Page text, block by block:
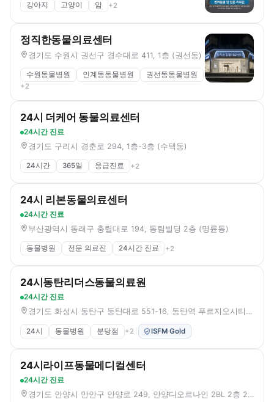
강아지 고양이 암 +2
정직한동물의료센터
경기도 수원시 권선구 경수대로 411, 1층 (권선동)
수원동물병원 인계동동물병원
권선동동물병원
+2
24시 더케어 동물의료센터
24시간 진료
경기도 구리시 경춘로 294, 1층-3층 (수택동)
24시간 365일 응급진료 +2
24시 리본동물의료센터
24시간 진료
부산광역시 동래구 충렬대로 194, 동림빌딩 2층 (명륜동)
동물병원 전문 의료진 24시간 진료 +2
24시동탄리더스동물의료원
24시간 진료
경기도 화성시 동탄구 동탄대로 551-16, 동탄역 푸르지오시티 B동 213-220호 (오산동)
24시 동물병원 분당점 +2 ISFM Gold
24시라이프동물메디컬센터
24시간 진료
경기도 안양시 만안구 안양로 249, 안양디오르나인 2BL 2층 203~205호 (안양동)